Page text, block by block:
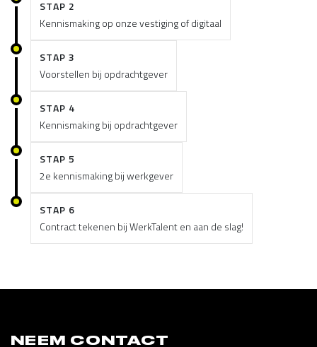
STAP 2
Kennismaking op onze vestiging of digitaal
STAP 3
Voorstellen bij opdrachtgever
STAP 4
Kennismaking bij opdrachtgever
STAP 5
2e kennismaking bij werkgever
STAP 6
Contract tekenen bij WerkTalent en aan de slag!
NEEM CONTACT